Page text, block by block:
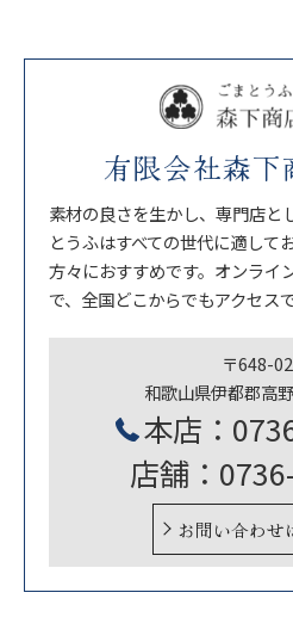
有限会社森下
素材の良さを生かし、専門店と
とうふはすべての世代に適して
方々におすすめです。オンライ
で、全国どこからでもアクセス
〒648-
和歌山県伊都郡高
本店：
店舗：
お問い合わせ